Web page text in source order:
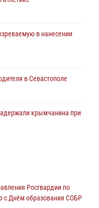
в нанесении
в Севастополе
крымчанина при
ряд
Росгвардии по
с Днём образования СОБР